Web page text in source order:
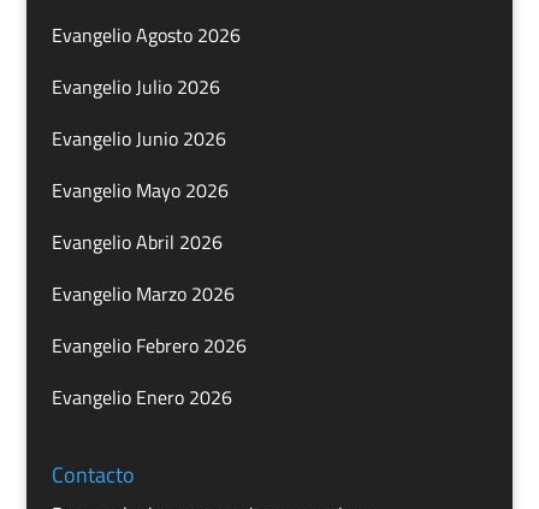
Evangelio Agosto 2026
Evangelio Julio 2026
Evangelio Junio 2026
Evangelio Mayo 2026
Evangelio Abril 2026
Evangelio Marzo 2026
Evangelio Febrero 2026
Evangelio Enero 2026
Contacto